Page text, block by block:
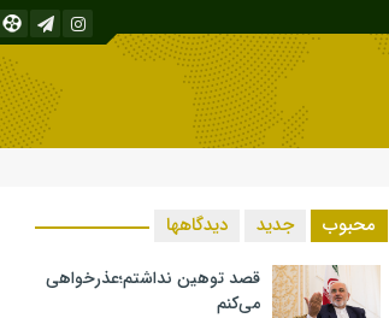
محبوب جدید دیدگاهها
قصد توهین نداشتم؛عذرخواهی
می‌کنم